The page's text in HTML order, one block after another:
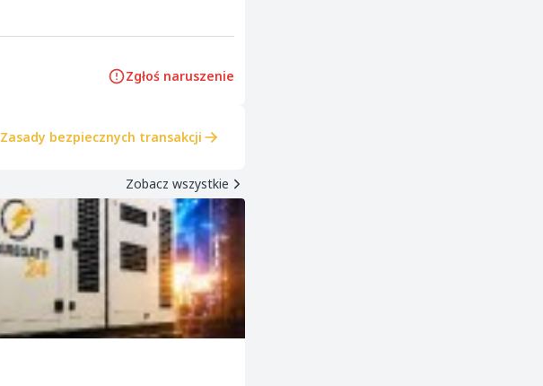
Zgłoś naruszenie
Zasady bezpiecznych transakcji
Zobacz wszystkie